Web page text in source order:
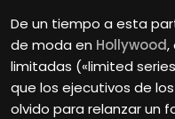
De un tiempo a esta
de moda en Hollywood,
limitadas («limited
que los ejecutivos de
olvido para relanzar un